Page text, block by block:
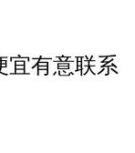
宜有意联系